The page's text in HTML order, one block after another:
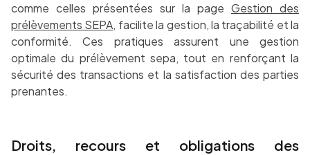
comme celles présentées sur la page Gestion des
prélèvements SEPA, facilite la gestion, la traçabilité et la
conformité. Ces pratiques assurent une gestion
optimale du prélèvement sepa, tout en renforçant la
sécurité des transactions et la satisfaction des parties
prenantes.
Droits, recours et obligations des